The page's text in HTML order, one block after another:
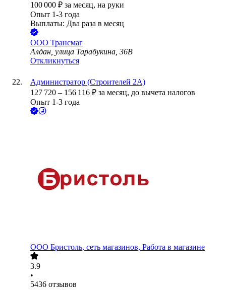
100 000 ₽ за месяц, на руки
Опыт 1-3 года
Выплаты: Два раза в месяц
ООО Трансмаг
Алдан, улица Тарабукина, 36В
Откликнуться
Администратор (Строителей 2А)
127 720 – 156 116 ₽ за месяц, до вычета налогов
Опыт 1-3 года
ООО Бристоль, сеть магазинов, Работа в магазине
3.9
•
5436 отзывов